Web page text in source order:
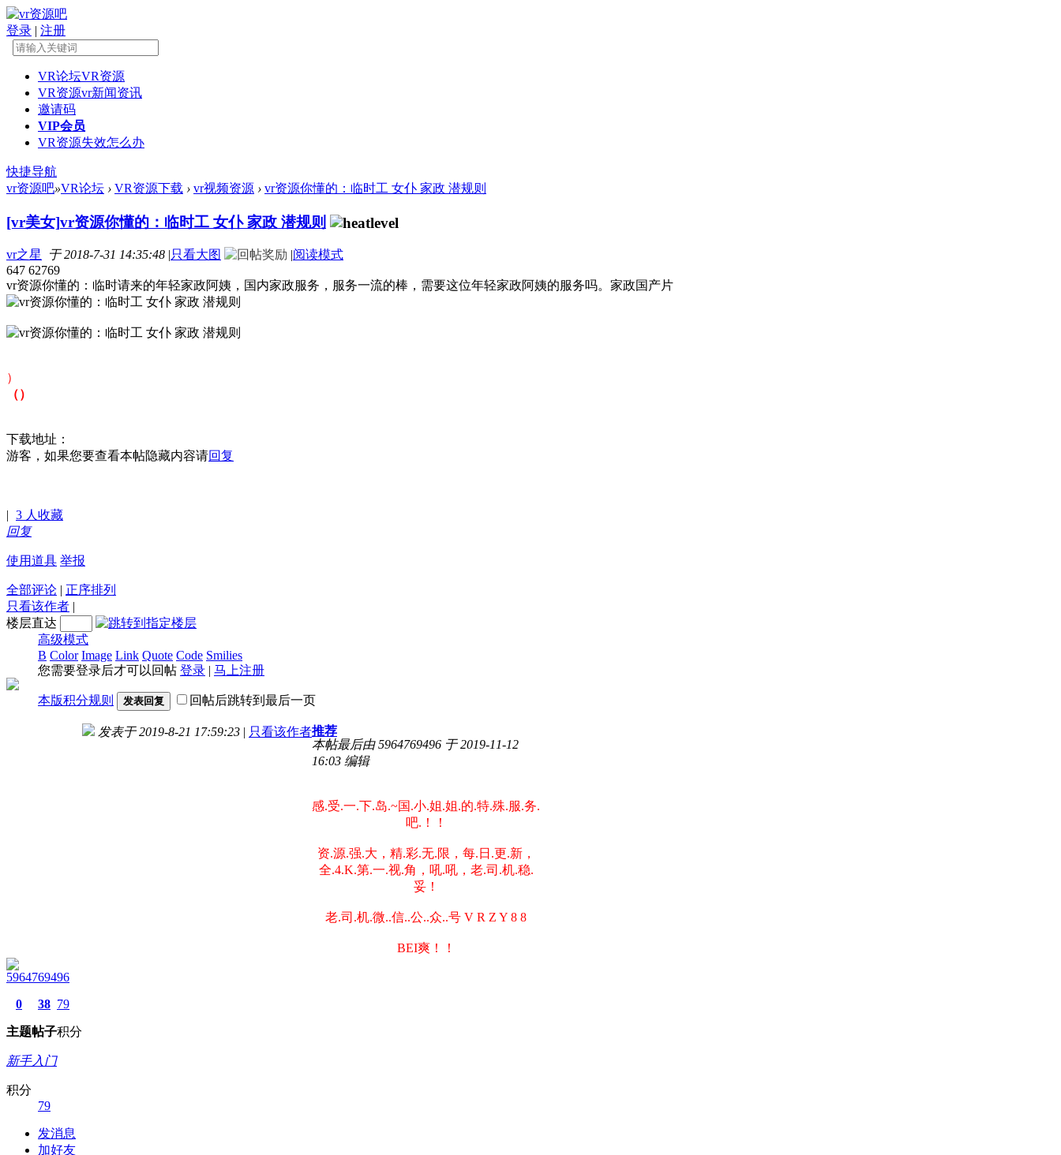
登录 | 注册
VR论坛VR资源
VR资源vr新闻资讯
邀请码
VIP会员
VR资源失效怎么办
快捷导航
vr资源吧»VR论坛 › VR资源下载 › vr视频资源 › vr资源你懂的：临时工 女仆 家政 潜规则
[vr美女]vr资源你懂的：临时工 女仆 家政 潜规则
vr之星 于 2018-7-31 14:35:48 |只看大图 |阅读模式
647 62769
vr资源你懂的：临时请来的年轻家政阿姨，国内家政服务，服务一流的棒，需要这位年轻家政阿姨的服务吗。家政国产片
）
（）
下载地址：
游客，如果您要查看本帖隐藏内容请回复
| 3 人收藏
回复
使用道具 举报
全部评论 | 正序排列
只看该作者 |
楼层直达
高级模式
B Color Image Link Quote Code Smilies
您需要登录后才可以回帖 登录 | 马上注册
本版积分规则 发表回复 回帖后跳转到最后一页
5964769496
0
主题
38
帖子
79
积分
新手入门
积分
79
发消息
加好友
发表于 2019-8-21 17:59:23 | 只看该作者推荐
本帖最后由 5964769496 于 2019-11-12
16:03 编辑
感.受.一.下.岛.~国.小.姐.姐.的.特.殊.服.务.
吧.！！
资.源.强.大，精.彩.无.限，每.日.更.新，
全.4.K.第.一.视.角，吼.吼，老.司.机.稳.
妥！
老.司.机.微..信..公..众..号 V R Z Y 8 8
BEI爽！！